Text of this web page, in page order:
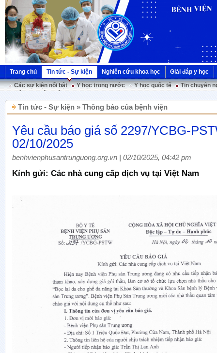
Trang chủ Tin tức - Sự kiện Nghiên cứu khoa học
Giải đáp y học
Các sự kiện nổi bật
Y học trong nước Y học quốc tế
Tin chuyên
Tin tức - Sự kiện » Thông báo của bệnh viện
Yêu cầu báo giá số 2297/YCBG-
02/10/2025
benhvienphusantrunguong.org.vn | 02/10/2025, 04:42 pm
Kính gửi: Các nhà cung cấp dịch vụ tại Việt Nam